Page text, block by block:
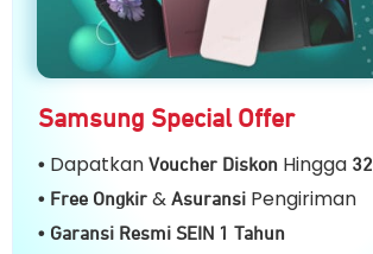
Samsung Special Offer
• Dapatkan Voucher Diskon Hingga 32
• Free Ongkir & Asuransi Pengiriman
• Garansi Resmi SEIN 1 Tahun